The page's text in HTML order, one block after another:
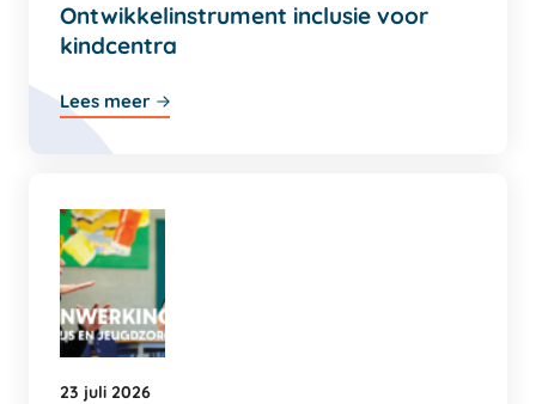
Ontwikkelinstrument inclusie voor
kindcentra
Lees meer
23 juli 2026